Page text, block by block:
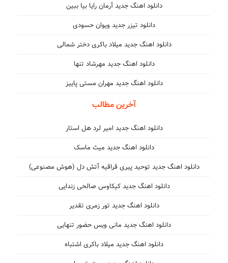
دانلود اهنگ جدید آرمان رایا بیا ببین
دانلود تیزر جدید ویوان حسودی
دانلود اهنگ جدید میلاد باکری دختر شمالی
دانلود اهنگ جدید مهرشاد تنها
دانلود اهنگ جدید مهران مستی پاییز
آخرین مطالب
دانلود اهنگ جدید امیر لرد هل استار
دانلود اهنگ جدید میث ماسک
دانلود اهنگ جدید توحید پیری قراقیه آتش دل (هوش مصنوعی)
دانلود اهنگ جدید کیکاوس صالحی زندایی
دانلود اهنگ جدید تور زمری تقدیر
دانلود اهنگ جدید مانی ویس حضور تنهایی
دانلود اهنگ جدید میلاد باکری اشتباه